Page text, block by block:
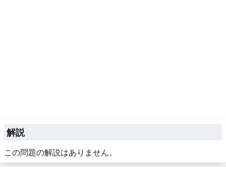
解説
この問題の解説はありません。